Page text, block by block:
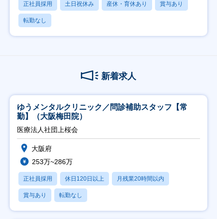
正社員採用 土日祝休み 産休・育休あり 賞与あり
転勤なし
新着求人
ゆうメンタルクリニック／問診補助スタッフ【常
勤】（大阪梅田院）
医療法人社団上桜会
大阪府
253万~286万
正社員採用 休日120日以上 月残業20時間以内
賞与あり 転勤なし